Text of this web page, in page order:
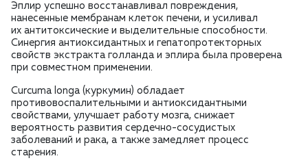
Эплир успешно восстанавливал повреждения,
нанесенные мембранам клеток печени, и усиливал
их антитоксические и выделительные способности.
Синергия антиоксидантных и гепатопротекторных
свойств экстракта голланда и эплира была проверена
при совместном применении.
Curcuma longa (куркумин) обладает
противовоспалительными и антиоксидантными
свойствами, улучшает работу мозга, снижает
вероятность развития сердечно-сосудистых
заболеваний и рака, а также замедляет процесс
старения.